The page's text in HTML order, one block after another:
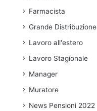
Farmacista
Grande Distribuzione
Lavoro all'estero
Lavoro Stagionale
Manager
Muratore
News Pensioni 2022